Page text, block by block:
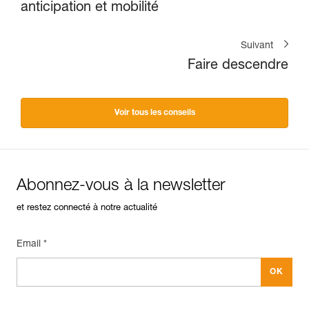
anticipation et mobilité
Suivant
Faire descendre
Voir tous les conseils
Abonnez-vous à la newsletter
et restez connecté à notre actualité
Email *